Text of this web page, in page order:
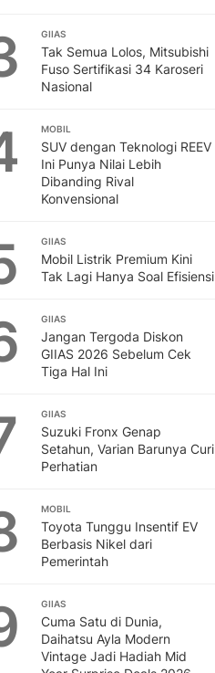
GIIAS
Tak Semua Lolos, Mitsubishi
Fuso Sertifikasi 34 Karoseri
Nasional
MOBIL
SUV dengan Teknologi REEV
Ini Punya Nilai Lebih
Dibanding Rival
Konvensional
GIIAS
Mobil Listrik Premium Kini
Tak Lagi Hanya Soal Efisiensi
GIIAS
Jangan Tergoda Diskon
GIIAS 2026 Sebelum Cek
Tiga Hal Ini
GIIAS
Suzuki Fronx Genap
Setahun, Varian Barunya Curi
Perhatian
MOBIL
Toyota Tunggu Insentif EV
Berbasis Nikel dari
Pemerintah
GIIAS
Cuma Satu di Dunia,
Daihatsu Ayla Modern
Vintage Jadi Hadiah Mid